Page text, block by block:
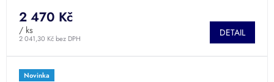
2 041,30 Kč bez DPH
2 470 Kč
/ ks DETAIL
Novinka